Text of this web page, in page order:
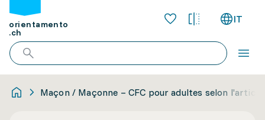
orientamento
.ch
IT
Maçon / Maçonne – CFC pour adultes selon